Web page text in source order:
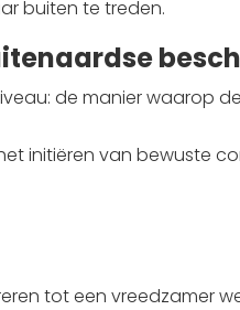
buiten te treden.
de manier waarop
initiëren van bewuste
tot een vreedzamer